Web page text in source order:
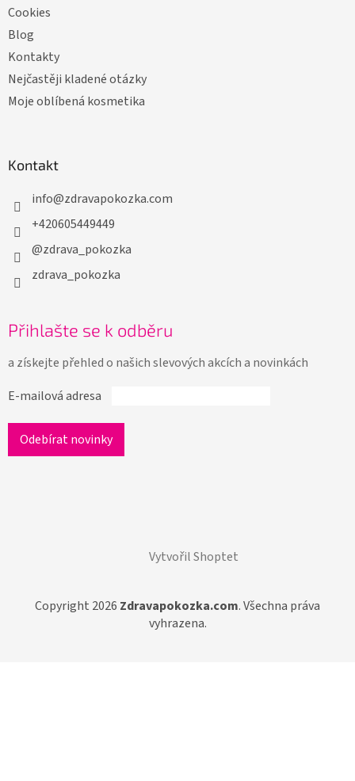
Cookies
Blog
Kontakty
Nejčastěji kladené otázky
Moje oblíbená kosmetika
Kontakt
info@zdravapokozka.com
+420605449449
@zdrava_pokozka
zdrava_pokozka
Přihlašte se k odběru
a získejte přehled o našich slevových akcích a novinkách
E-mailová adresa
Vytvořil Shoptet
Copyright 2026 Zdravapokozka.com. Všechna práva
vyhrazena.